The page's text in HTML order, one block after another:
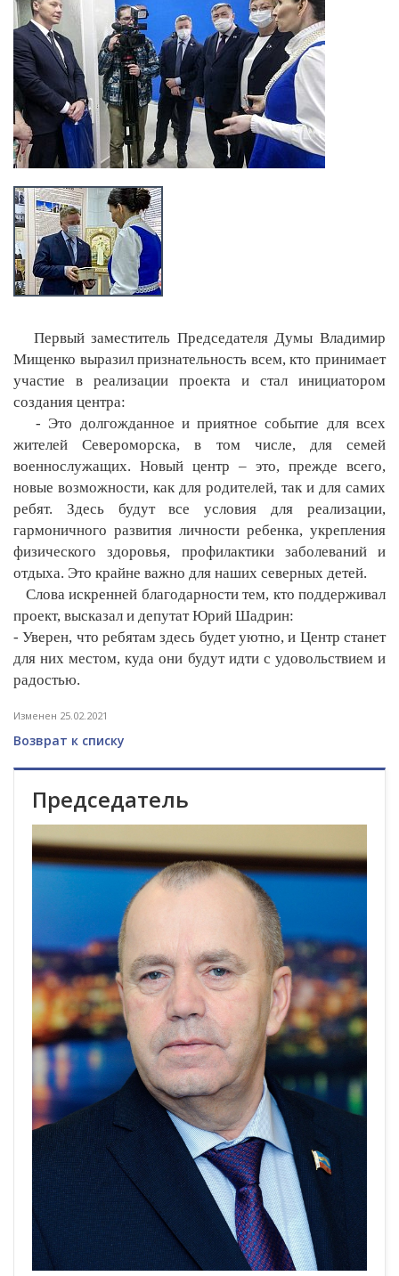
Первый заместитель Председателя Думы Владимир
Мищенко выразил признательность всем, кто принимает
участие в реализации проекта и стал инициатором
создания центра:
- Это долгожданное и приятное событие для всех
жителей Североморска, в том числе, для семей
военнослужащих. Новый центр – это, прежде всего,
новые возможности, как для родителей, так и для самих
ребят. Здесь будут все условия для реализации,
гармоничного развития личности ребенка, укрепления
физического здоровья, профилактики заболеваний и
отдыха. Это крайне важно для наших северных детей.
Слова искренней благодарности тем, кто поддерживал
проект, высказал и депутат Юрий Шадрин:
- Уверен, что ребятам здесь будет уютно, и Центр станет
для них местом, куда они будут идти с удовольствием и
радостью.
Изменен 25.02.2021
Возврат к списку
Председатель